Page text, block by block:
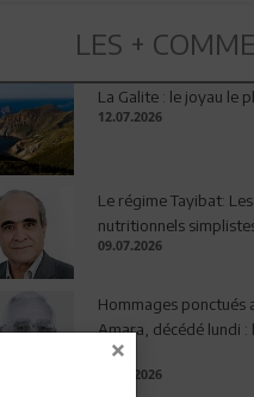
LES +
La Galite : le joyau le
12.07.2026
Le régime Tayibat:
nutritionnels
09.07.2026
Hommages ponctués
Amara, décédé lundi :
deuil
03.08.2026